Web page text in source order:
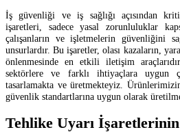
İş güvenliği ve iş sağlığı açısından
işaretleri, sadece yasal zorunluluklar
çalışanların ve işletmelerin güvenliğini
unsurlardır. Bu işaretler, olası kazaların,
önlenmesinde en etkili iletişim
sektörlere ve farklı ihtiyaçlara uygun
tasarlamakta ve üretmekteyiz.
güvenlik standartlarına uygun olarak
Tehlike Uyarı